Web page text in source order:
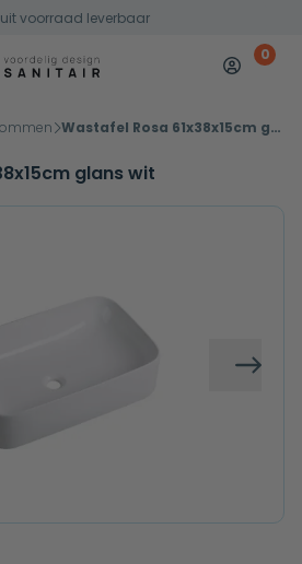
uit voorraad leverbaar
Mijn 0
Wastafel Rosa 61x38x15cm glans wit
glans wit